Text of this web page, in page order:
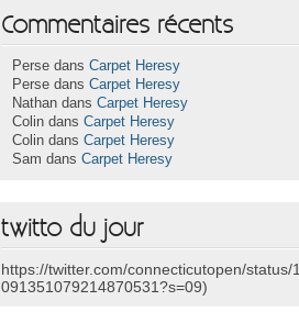
Commentaires récents
Perse dansCarpet Heresy
Perse dansCarpet Heresy
Nathan dansCarpet Heresy
Colin dansCarpet Heresy
Colin dansCarpet Heresy
Sam dansCarpet Heresy
twitto du jour
https://twitter.com/connecticutopen/status/1
091351079214870531?s=09)